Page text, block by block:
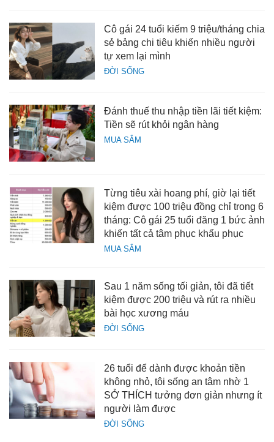
ĐỜI SỐNG
Cô gái 24 tuổi kiếm 9 triệu/tháng chia
sẻ bảng chi tiêu khiến nhiều người
tự xem lại mình
MUA SẮM
Đánh thuế thu nhập tiền lãi tiết kiệm:
Tiền sẽ rút khỏi ngân hàng
MUA SẮM
Từng tiêu xài hoang phí, giờ lại tiết
kiệm được 100 triệu đồng chỉ trong 6
tháng: Cô gái 25 tuổi đăng 1 bức ảnh
khiến tất cả tâm phục khẩu phục
ĐỜI SỐNG
Sau 1 năm sống tối giản, tôi đã tiết
kiệm được 200 triệu và rút ra nhiều
bài học xương máu
ĐỜI SỐNG
26 tuổi để dành được khoản tiền
không nhỏ, tôi sống an tâm nhờ 1
SỞ THÍCH tưởng đơn giản nhưng ít
người làm được